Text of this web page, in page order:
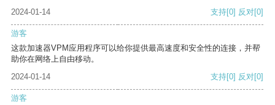
2024-01-14
支持[0] 反对[0]
游客
这款加速器VPM应用程序可以给你提供最高速度和安全性的连接，并帮
助你在网络上自由移动。
2024-01-14
支持[0] 反对[0]
游客